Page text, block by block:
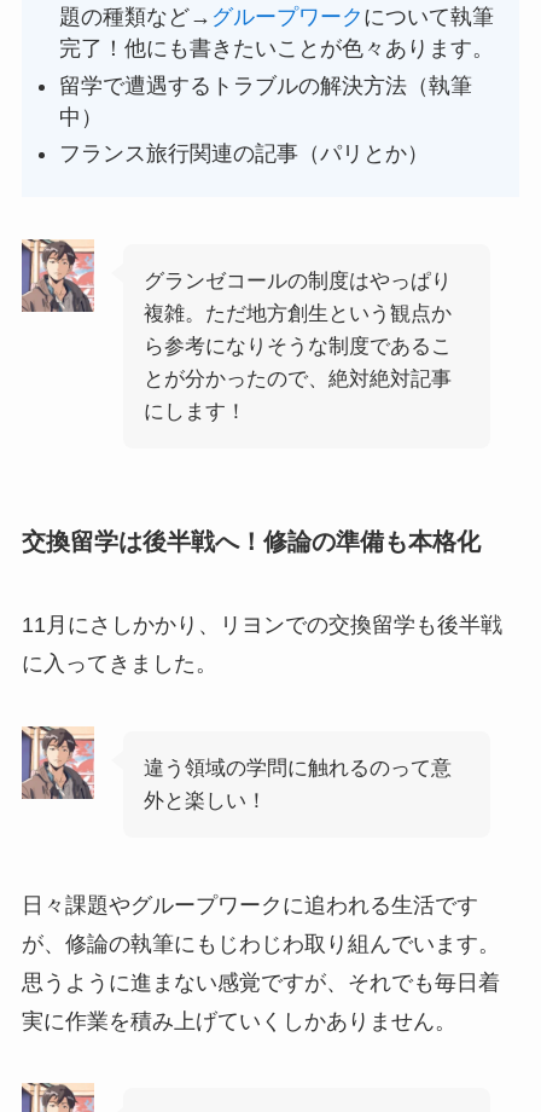
題の種類など→ グループワーク について執筆
完了！他にも書きたいことが色々あります。
留学で遭遇するトラブルの解決方法（執筆
中）
フランス旅行関連の記事（パリとか）
グランゼコールの制度はやっぱり
複雑。ただ地方創生という観点か
ら参考になりそうな制度であるこ
とが分かったので、絶対絶対記事
にします！
交換留学は後半戦へ！修論の準備も本格化
11月にさしかかり、リヨンでの交換留学も後半戦
に入ってきました。
違う領域の学問に触れるのって意
外と楽しい！
日々課題やグループワークに追われる生活です
が、修論の執筆にもじわじわ取り組んでいます。
思うように進まない感覚ですが、それでも毎日着
実に作業を積み上げていくしかありません。